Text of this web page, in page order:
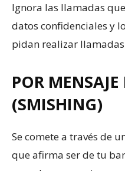
Ignora las llamadas
datos confidenciales y
pidan realizar
POR
(SMISHING)
Se comete a través de
que afirma ser de tu